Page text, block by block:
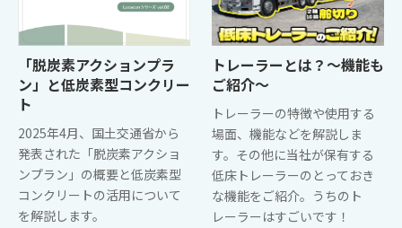
「脱炭素アクションプラ
ン」と低炭素型コンクリー
ト
2025年4月、国土交通省から
発表された「脱炭素アクショ
ンプラン」の概要と低炭素型
コンクリートの活用について
を解説します。
トレーラーとは？～機能も
ご紹介～
トレーラーの特徴や使用する
場面、機能などを解説しま
す。その他に当社が保有する
低床トレーラーのとっておき
な機能をご紹介。うちのト
レーラーはすごいです！